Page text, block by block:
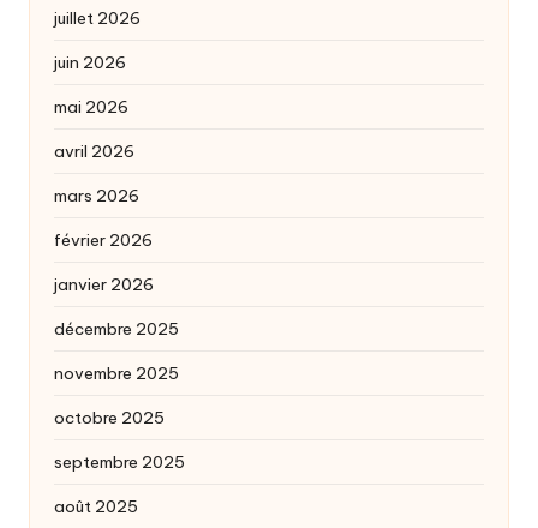
juillet 2026
juin 2026
mai 2026
avril 2026
mars 2026
février 2026
janvier 2026
décembre 2025
novembre 2025
octobre 2025
septembre 2025
août 2025